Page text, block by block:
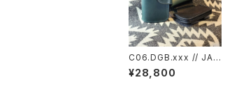
C06.DGB.xxx // JAC
K.RIDE.SSW
¥28,800